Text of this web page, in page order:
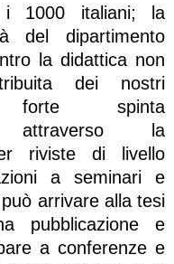
1000 italiani; la
del dipartimento
la didattica non
dei nostri
forte spinta
attraverso la
riviste di livello
a seminari e
arrivare alla tesi
pubblicazione e
a conferenze e